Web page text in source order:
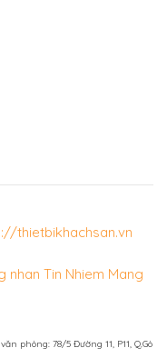
thietbikhachsan.vn
phòng: 78/5 Đường 11, P11, Q.Gò